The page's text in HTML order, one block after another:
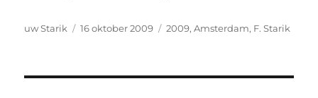
Auteur
uw Starik
Geplaatst
16 oktober 2009 Tags
2009,Amsterdam, F. Starik